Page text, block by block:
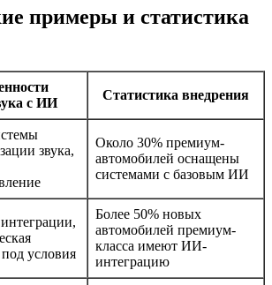
примеры и статистика
с ИИ
Статистика внедрения
звука,
Около 30% премиум-
автомобилей оснащены
системами с базовым ИИ
условия
Более 50% новых
автомобилей премиум-
класса имеют ИИ-
интеграцию